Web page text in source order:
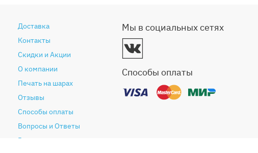
Доставка
Контакты
Скидки и Акции
О компании
Печать на шарах
Отзывы
Способы оплаты
Вопросы и Ответы
Гарантия и возврат
Мы в социальных сетях
Способы оплаты